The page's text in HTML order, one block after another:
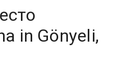
in Gönyeli,